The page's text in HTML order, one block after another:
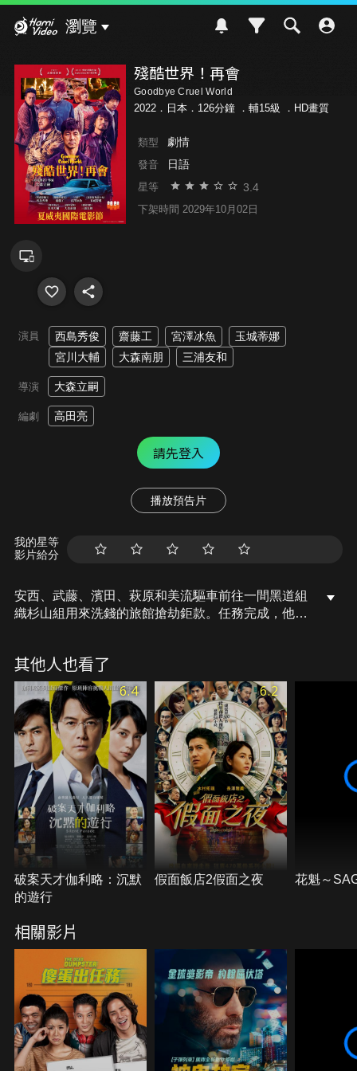
瀏覽
殘酷世界！再會
Goodbye Cruel World
2022．日本．126分鐘 ． 輔15級 ．HD畫質
類型 劇情
發音 日語
星等 3.4
下架時間 2029年10月02日
演員 西島秀俊 齋藤工 宮澤冰魚
玉城蒂娜
宮川大輔
大森南朋 三浦友和
導演 大森立嗣
編劇 高田亮
請先登入
播放預告片
我的星等
影片給分
安西、武藤、濱田、萩原和美流驅車前往一間黑道組
織杉山組用來洗錢的旅館搶劫鉅款。任務完成，他們
其他人也看了
6.4
破案天才伽利略：沉默
的遊行
6.2
假面飯店2假面之夜 花魁～
相關影片